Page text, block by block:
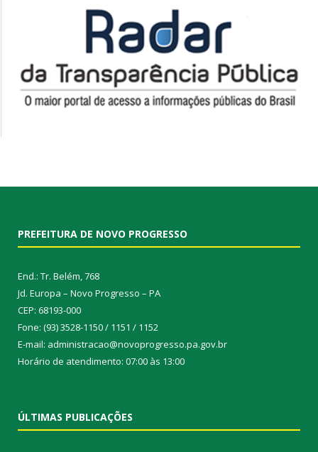
PREFEITURA DE NOVO PROGRESSO
End.: Tr. Belém, 768
Jd. Europa – Novo Progresso – PA
CEP: 68193-000
Fone: (93) 3528-1150 / 1151 / 1152
E-mail: administracao@novoprogresso.pa.gov.br
Horário de atendimento: 07:00 às 13:00
ÚLTIMAS PUBLICAÇÕES